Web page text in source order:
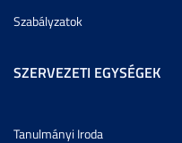
Szabályzatok
SZERVEZETI EGYSÉGEK
Tanulmányi Iroda